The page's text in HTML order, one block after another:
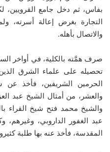
بفاس، ثم دخل جامع القرويين،
التجارة بغرض إعالة أسرته،
والاتصال بأهله.
صرف همَّته بالكلية، في أواخر
تحصيله على علماء الشرق
الحرمين الشريفين، فأخذ عن
والعشر، من أمثال الشيخ عبد
والشيخ محمد فتح شيخ القراء
عبد الغفور الداروبي،
المقدسة، فأخذ عنه بها طلبة